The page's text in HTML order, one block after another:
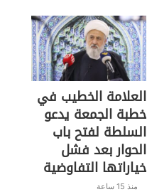
العلامة الخطيب في
خطبة الجمعة يدعو
السلطة لفتح باب
الحوار بعد فشل
خياراتها التفاوضية
منذ 15 ساعة